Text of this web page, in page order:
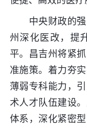
中央财政的强
州深化医改，提
平。昌吉州将紧
准施策。着力夯
薄弱专科能力，
术人才队伍建设
体系，深化紧密